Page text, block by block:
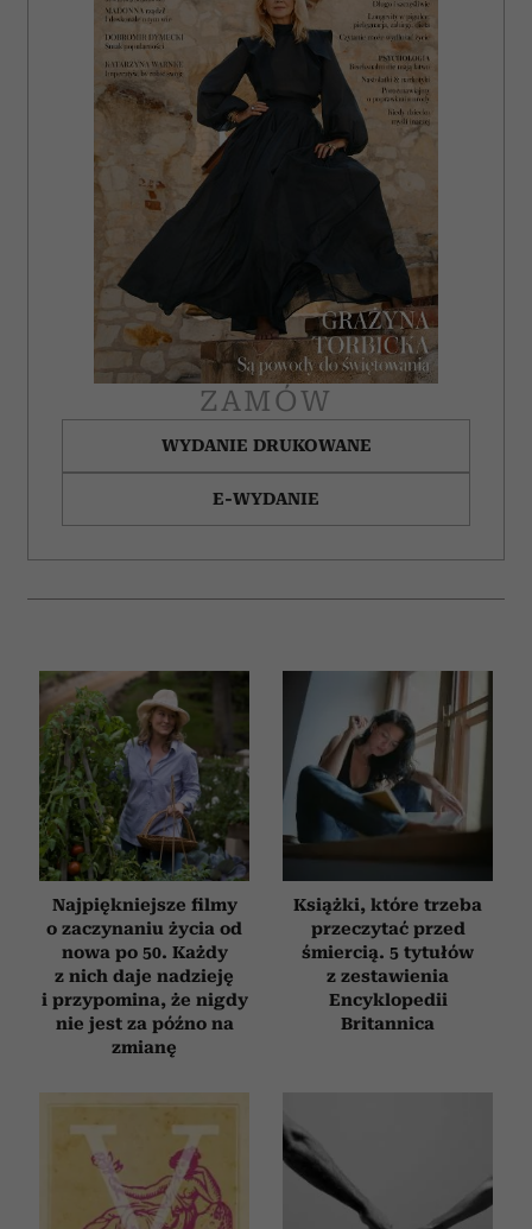
ZAMÓW
WYDANIE DRUKOWANE
E-WYDANIE
Najpiękniejsze filmy
o zaczynaniu życia od
nowa po 50. Każdy
z nich daje nadzieję
i przypomina, że nigdy
nie jest za późno na
zmianę
Książki, które trzeba
przeczytać przed
śmiercią. 5 tytułów
z zestawienia
Encyklopedii
Britannica